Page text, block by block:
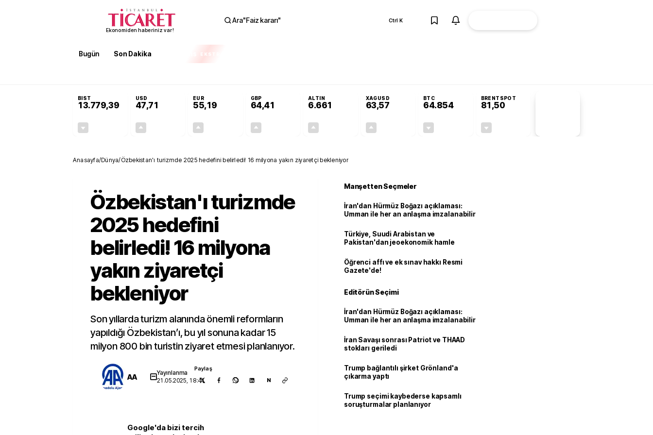
Ekonomiden haberiniz var!
Ara"Faiz kararı" Ctrl K
Bugün Son Dakika EKSTRA
BIST
13.779,39
USD
47,71
EUR
55,19
GBP
64,41
ALTIN
6.661
XAGUSD
63,57
BTC
64.854
BRENTSPOT
81,50
Anasayfa/Dünya/Özbekistan'ı turizmde 2025 hedefini belirledi! 16 milyona yakın ziyaretçi bekleniyor
Özbekistan'ı turizmde
2025 hedefini
belirledi! 16 milyona
yakın ziyaretçi
bekleniyor
Son yıllarda turizm alanında önemli reformların
yapıldığı Özbekistan’ı, bu yıl sonuna kadar 15
milyon 800 bin turistin ziyaret etmesi planlanıyor.
AA
Yayınlanma
21.05.2025, 18:41
Paylaş
N
Google'da bizi tercih
Manşetten Seçmeler
İran'dan Hürmüz Boğazı açıklaması:
Umman ile her an anlaşma imzalanabilir
Türkiye, Suudi Arabistan ve
Pakistan'dan jeoekonomik hamle
Öğrenci affı ve ek sınav hakkı Resmi
Gazete'de!
Editörün Seçimi
İran'dan Hürmüz Boğazı açıklaması:
Umman ile her an anlaşma imzalanabilir
İran Savaşı sonrası Patriot ve THAAD
stokları geriledi
Trump bağlantılı şirket Grönland'a
çıkarma yaptı
Trump seçimi kaybederse kapsamlı
soruşturmalar planlanıyor